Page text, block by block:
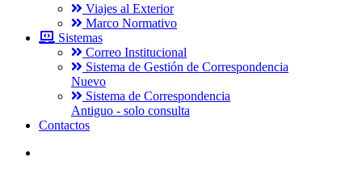
Viajes al Exterior
Marco Normativo
Sistemas
Correo Institucional
Sistema de Gestión de Correspondencia
Nuevo
Sistema de Correspondencia
Antiguo - solo consulta
Contactos